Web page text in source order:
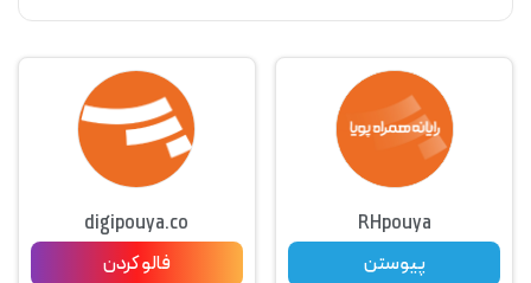
RHpouya
پیوستن
digipouya.co
فالو کردن